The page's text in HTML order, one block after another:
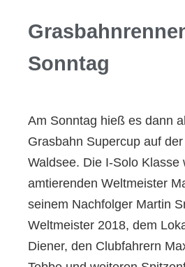
Sonntag
Am Sonntag hieß es dann
Grasbahn Supercup auf
Waldsee. Die I-Solo Klasse
amtierenden Weltmeister
seinem Nachfolger Martin
Weltmeister 2018, dem
Diener, den Clubfahrern